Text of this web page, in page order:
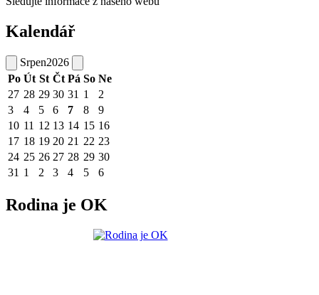
Kalendář
Srpen2026
Po Út St Čt Pá So Ne
27 28 29 30 31 1
2
3
4 5 6 7 8
9
10 11 12 13 14 15 16
17 18 19 20 21 22 23
24 25 26 27 28 29 30
31 1 2 3 4 5 6
Rodina je OK